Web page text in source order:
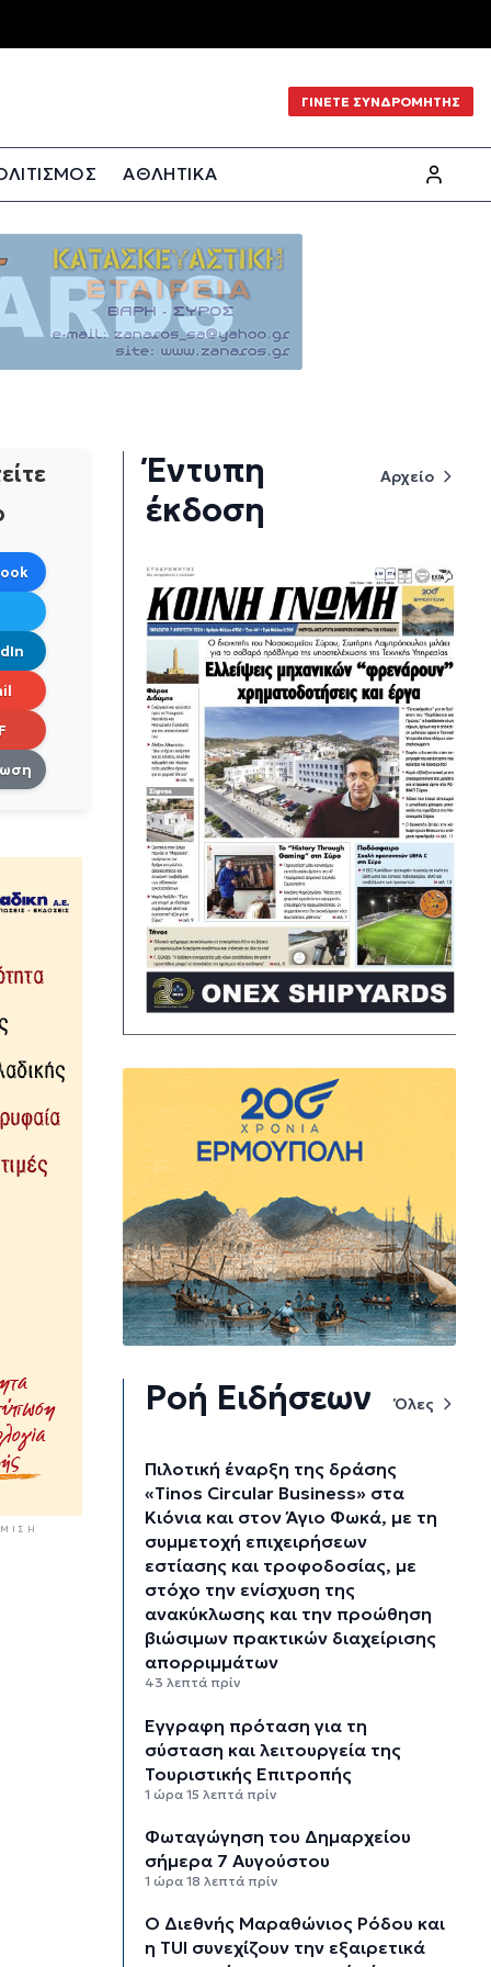
ΓΙΝΕΤΕ ΣΥΝΔΡΟΜΗΤΗΣ
ΑΘΛΗΤΙΚΑ
Έντυπη
έκδοση
Αρχείο
Ροή Ειδήσεων Όλες
Πιλοτική έναρξη της δράσης
«Tinos Circular Business» στα
Κιόνια και στον Άγιο Φωκά, με τη
συμμετοχή επιχειρήσεων
εστίασης και τροφοδοσίας, με
στόχο την ενίσχυση της
ανακύκλωσης και την προώθηση
βιώσιμων πρακτικών διαχείρισης
απορριμμάτων
43 λεπτά πρίν
Έγγραφη πρόταση για τη
σύσταση και λειτουργεία της
Τουριστικής Επιτροπής
1 ώρα 15 λεπτά πρίν
Φωταγώγηση του Δημαρχείου
σήμερα 7 Αυγούστου
1 ώρα 18 λεπτά πρίν
Ο Διεθνής Μαραθώνιος Ρόδου και
η TUI συνεχίζουν την εξαιρετικά